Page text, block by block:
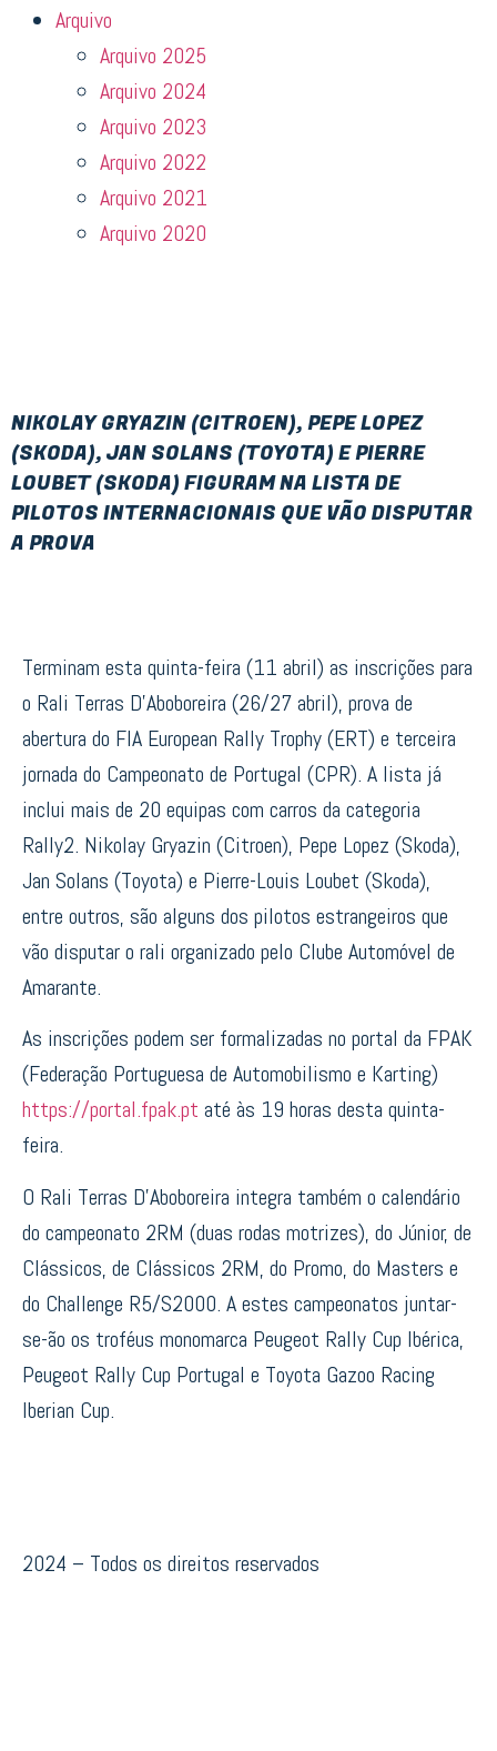
Arquivo
Arquivo 2025
Arquivo 2024
Arquivo 2023
Arquivo 2022
Arquivo 2021
Arquivo 2020
NIKOLAY GRYAZIN (CITROEN), PEPE LOPEZ
(SKODA), JAN SOLANS (TOYOTA) E PIERRE
LOUBET (SKODA) FIGURAM NA LISTA DE
PILOTOS INTERNACIONAIS QUE VÃO DISPUTAR
A PROVA
Terminam esta quinta-feira (11 abril) as inscrições para
o Rali Terras D’Aboboreira (26/27 abril), prova de
abertura do FIA European Rally Trophy (ERT) e terceira
jornada do Campeonato de Portugal (CPR). A lista já
inclui mais de 20 equipas com carros da categoria
Rally2. Nikolay Gryazin (Citroen), Pepe Lopez (Skoda),
Jan Solans (Toyota) e Pierre-Louis Loubet (Skoda),
entre outros, são alguns dos pilotos estrangeiros que
vão disputar o rali organizado pelo Clube Automóvel de
Amarante.
As inscrições podem ser formalizadas no portal da FPAK
(Federação Portuguesa de Automobilismo e Karting)
https://portal.fpak.pt até às 19 horas desta quinta-
feira.
O Rali Terras D’Aboboreira integra também o calendário
do campeonato 2RM (duas rodas motrizes), do Júnior, de
Clássicos, de Clássicos 2RM, do Promo, do Masters e
do Challenge R5/S2000. A estes campeonatos juntar-
se-ão os troféus monomarca Peugeot Rally Cup Ibérica,
Peugeot Rally Cup Portugal e Toyota Gazoo Racing
Iberian Cup.
2024 – Todos os direitos reservados